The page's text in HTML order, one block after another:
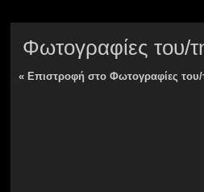
Φωτογραφίες του/
« Επιστροφή στο Φωτογραφίες